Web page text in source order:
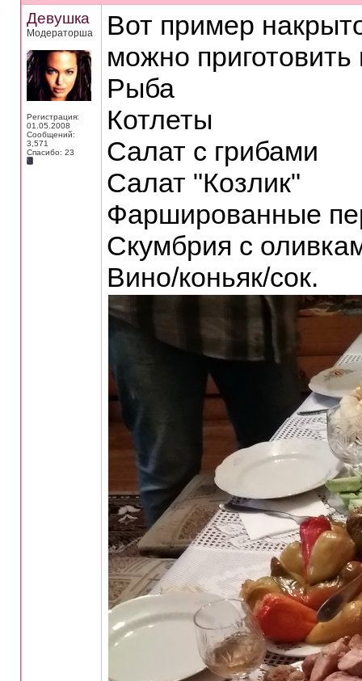
Девушка
Модераторша
Регистрация:
01.05.2008
Сообщений:
3,571
Спасибо: 23
Вот пример
можно
Рыба
Котлеты
Салат с грибами
Салат "Козлик"
Фаршированные
Скумбрия с
Вино/коньяк/сок.